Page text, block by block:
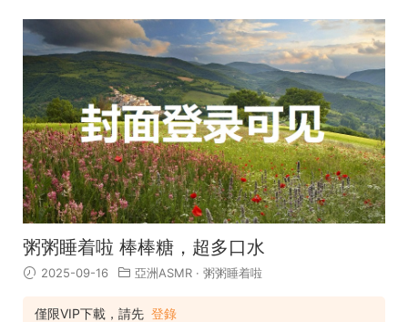
粥粥睡着啦 棒棒糖，超多口水
2025-09-16 亞洲ASMR · 粥粥睡着啦
僅限VIP下載，請先 登錄